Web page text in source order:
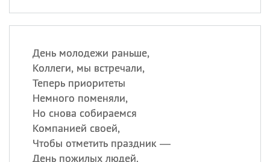
День молодежи раньше,
Коллеги, мы встречали,
Теперь приоритеты
Немного поменяли,
Но снова собираемся
Компанией своей,
Чтобы отметить праздник —
День пожилых людей.